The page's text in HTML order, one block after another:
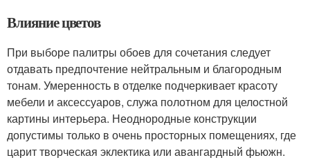
Влияние цветов
При выборе палитры обоев для сочетания следует
отдавать предпочтение нейтральным и благородным
тонам. Умеренность в отделке подчеркивает красоту
мебели и аксессуаров, служа полотном для целостной
картины интерьера. Неоднородные конструкции
допустимы только в очень просторных помещениях, где
царит творческая эклектика или авангардный фьюжн.